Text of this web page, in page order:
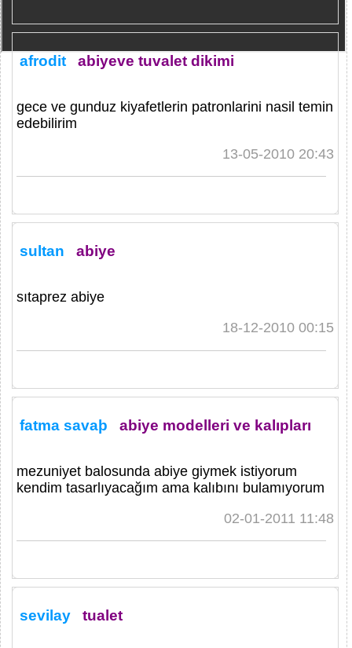
afrodit abiyeve tuvalet dikimi
gece ve gunduz kiyafetlerin patronlarini nasil temin
edebilirim
13-05-2010 20:43
sultan abiye
sıtaprez abiye
18-12-2010 00:15
fatma savaþ abiye modelleri ve kalıpları
mezuniyet balosunda abiye giymek istiyorum
kendim tasarlıyacağım ama kalıbını bulamıyorum
02-01-2011 11:48
sevilay tualet